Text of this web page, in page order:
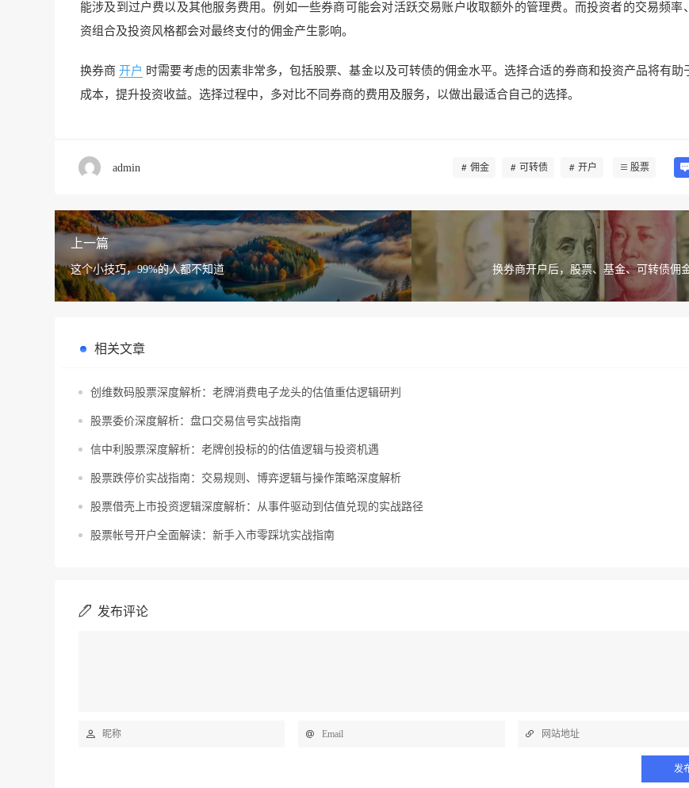
能涉及到过户费以及其他服务费用。例如一些券商可能会对活跃交易账户收取额外的管理费。而投资者的交易频率
资组合及投资风格都会对最终支付的佣金产生影响。
换券商 开户 时需要考虑的因素非常多，包括股票、基金以及可转债的佣金水平。选择合适的券商和投资产品将有助
成本，提升投资收益。选择过程中，多对比不同券商的费用及服务，以做出最适合自己的选择。
admin 佣金 可转债 开户 股票
上一篇
这个小技巧，99%的人都不知道 换券商开户后，股票、基金、可转债佣
相关文章
创维数码股票深度解析：老牌消费电子龙头的估值重估逻辑研判
股票委价深度解析：盘口交易信号实战指南
信中利股票深度解析：老牌创投标的的估值逻辑与投资机遇
股票跌停价实战指南：交易规则、博弈逻辑与操作策略深度解析
股票借壳上市投资逻辑深度解析：从事件驱动到估值兑现的实战路径
股票帐号开户全面解读：新手入市零踩坑实战指南
发布评论